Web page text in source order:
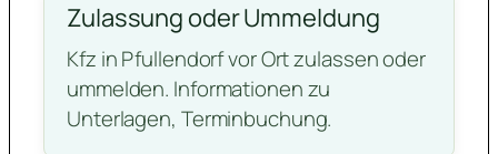
Zulassung oder Ummeldung
Kfz in Pfullendorf vor Ort zulassen oder
ummelden. Informationen zu
Unterlagen, Terminbuchung.